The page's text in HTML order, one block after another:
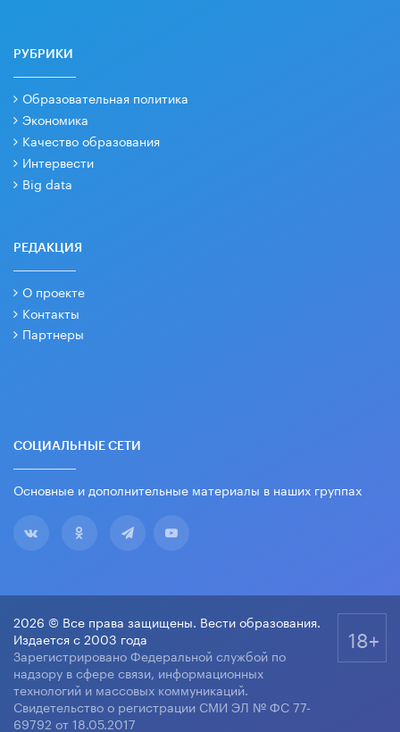
РУБРИКИ
Образовательная политика
Экономика
Качество образования
Интервести
Big data
РЕДАКЦИЯ
О проекте
Контакты
Партнеры
СОЦИАЛЬНЫЕ СЕТИ
Основные и дополнительные материалы в наших группах
2026 © Все права защищены. Вести образования.
Издается с 2003 года
Зарегистрировано Федеральной службой по
надзору в сфере связи, информационных
технологий и массовых коммуникаций.
Свидетельство о регистрации СМИ ЭЛ № ФС 77-
69792 от 18.05.2017
18+